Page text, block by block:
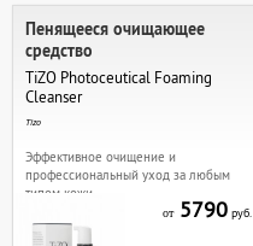
Пенящееся очищающее
средство
TiZO Photoceutical Foaming
Cleanser
Tizo
Эффективное очищение и
профессиональный уход за любым
типом кожи
от5790руб.